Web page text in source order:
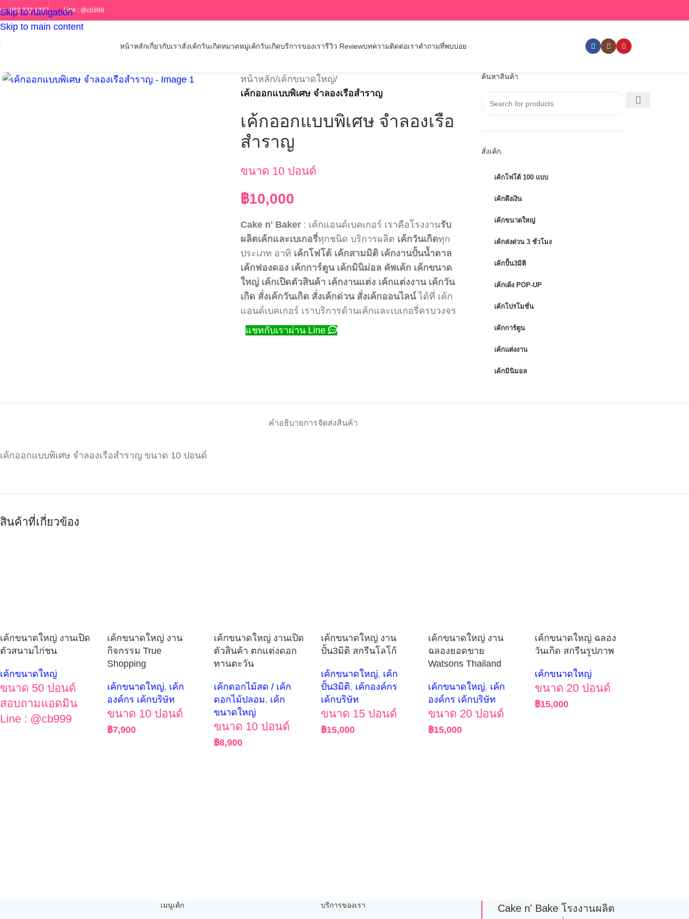
Skip to navigation
Skip to main content
ร : 082 322 1227 Line : @cb999
หน้าหลักเกี่ยวกับเราสั่งเค้กวันเกิดหมวดหมู่เค้กวันเกิดบริการของเรารีวิว Reviewบทความติดต่อเราคำถามที่พบบ่อย
หน้าหลัก/เค้กขนาดใหญ่/
เค้กออกแบบพิเศษ จำลองเรือสำราญ
เค้กออกแบบพิเศษ จำลองเรือ
สำราญ
ขนาด 10 ปอนด์
฿10,000
Cake n' Baker : เค้กแอนด์เบคเกอร์ เราคือโรงงานรับ
ผลิตเค้กและเบเกอรี่ทุกชนิด บริการผลิต เค้กวันเกิดทุก
ประเภท อาทิ เค้กโฟโต้ เค้กสามมิติ เค้กงานปั้นน้ำตาล
เค้กฟองดอง เค้กการ์ตูน เค้กมินิม่อล คัพเค้ก เค้กขนาด
ใหญ่ เค้กเปิดตัวสินค้า เค้กงานแต่ง เค้กแต่งงาน เค้กวัน
เกิด สั่งเค้กวันเกิด สั่งเค้กด่วน สั่งเค้กออนไลน์ได้ที่ เค้ก
แอนด์เบคเกอร์ เราบริการด้านเค้กและเบเกอรี่ครบวงจร
แชทกับเราผ่าน Line
ค้นหาสินค้า
สั่งเค้ก
เค้กโฟโต้ 100 แบบ
เค้กดึงเงิน
เค้กขนาดใหญ่
เค้กส่งด่วน 3 ชั่วโมง
เค้กปั้น3มิติ
เค้กเด้ง POP-UP
เค้กโปรโมชั่น
เค้กการ์ตูน
เค้กแต่งงาน
เค้กมินิมอล
คำอธิบายการจัดส่งสินค้า
เค้กออกแบบพิเศษ จำลองเรือสำราญ ขนาด 10 ปอนด์
สินค้าที่เกี่ยวข้อง
เค้กขนาดใหญ่ งานเปิด
ตัวสนามไก่ชน
เค้กขนาดใหญ่
ขนาด 50 ปอนด์
สอบถามแอดมิน
Line : @cb999
เค้กขนาดใหญ่ งาน
กิจกรรม True
Shopping
เค้กขนาดใหญ่, เค้ก
องค์กร เค้กบริษัท
ขนาด 10 ปอนด์
฿7,900
เค้กขนาดใหญ่ งานเปิด
ตัวสินค้า ตกแต่งดอก
ทานตะวัน
เค้กดอกไม้สด / เค้ก
ดอกไม้ปลอม, เค้ก
ขนาดใหญ่
ขนาด 10 ปอนด์
฿8,900
เค้กขนาดใหญ่ งาน
ปั้น3มิติ สกรีนโลโก้
เค้กขนาดใหญ่, เค้ก
ปั้น3มิติ, เค้กองค์กร
เค้กบริษัท
ขนาด 15 ปอนด์
฿15,000
เค้กขนาดใหญ่ งาน
ฉลองยอดขาย
Watsons Thailand
เค้กขนาดใหญ่, เค้ก
องค์กร เค้กบริษัท
ขนาด 20 ปอนด์
฿15,000
เค้กขนาดใหญ่ ฉลอง
วันเกิด สกรีนรูปภาพ
เค้กขนาดใหญ่
ขนาด 20 ปอนด์
฿15,000
เมนูเค้ก บริการของเรา
Cake n' Bake โรงงานผลิต